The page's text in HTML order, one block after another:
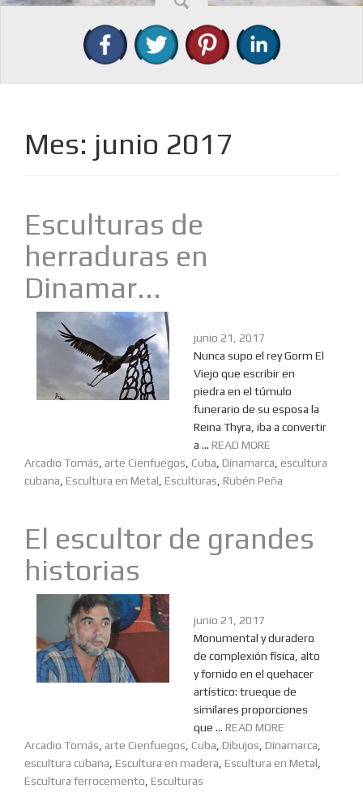
Mes: junio 2017
Esculturas de
herraduras en
Dinamar...
junio 21, 2017
Nunca supo el rey Gorm El
Viejo que escribir en
piedra en el túmulo
funerario de su esposa la
Reina Thyra, iba a convertir
a ... READ MORE
Arcadio Tomás arte Cienfuegos Cuba Dinamarca escultura
cubana Escultura en Metal Esculturas Rubén Peña
El escultor de grandes
historias
junio 21, 2017
Monumental y duradero
de complexión física, alto
y fornido en el quehacer
artístico: trueque de
similares proporciones
que ... READ MORE
Arcadio Tomás arte Cienfuegos Cuba Dibujos Dinamarca
escultura cubana Escultura en madera Escultura en Metal
Escultura ferrocemento Esculturas